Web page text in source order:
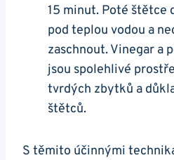
15 minut. Poté štětce
pod teplou vodou ‌a
⁤zaschnout. Vinegar a
jsou spolehlivé
tvrdých zbytků a
štětců.
S těmito účinnými